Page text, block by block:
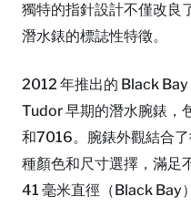
獨特的指針設計不僅改良
潛水錶的標誌性特徵。
2012 年推出的 Black
Tudor 早期的潛水腕錶，
和7016。腕錶外觀結合
種顏色和尺寸選擇，滿足
41 毫米直徑（Black Bay